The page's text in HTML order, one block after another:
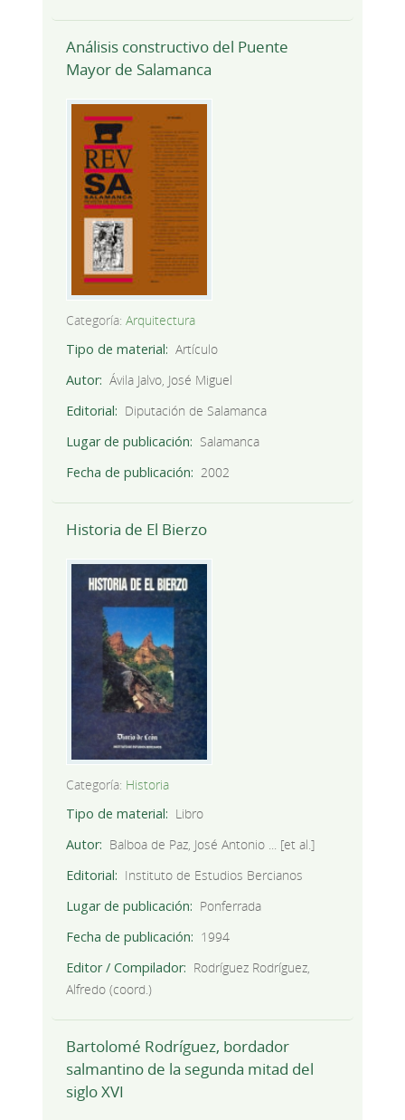
Análisis constructivo del Puente
Mayor de Salamanca
Categoría: Arquitectura
Tipo de material
Artículo
Autor
Ávila Jalvo, José Miguel
Editorial
Diputación de Salamanca
Lugar de publicación
Salamanca
Fecha de publicación
2002
Historia de El Bierzo
Categoría: Historia
Tipo de material
Libro
Autor
Balboa de Paz, José Antonio ... [et al.]
Editorial
Instituto de Estudios Bercianos
Lugar de publicación
Ponferrada
Fecha de publicación
1994
Editor / Compilador
Rodríguez Rodríguez,
Alfredo (coord.)
Bartolomé Rodríguez, bordador
salmantino de la segunda mitad del
siglo XVI